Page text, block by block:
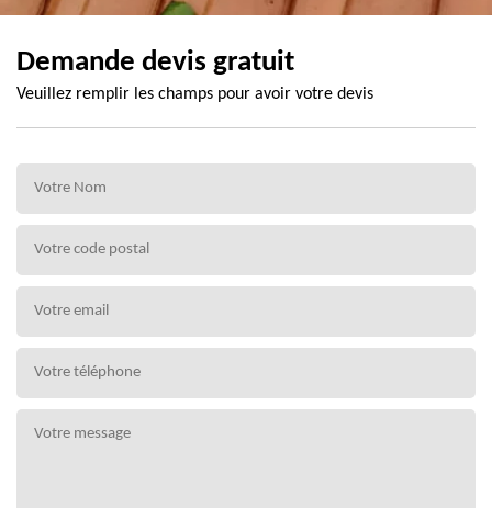
Demande devis gratuit
Veuillez remplir les champs pour avoir votre devis